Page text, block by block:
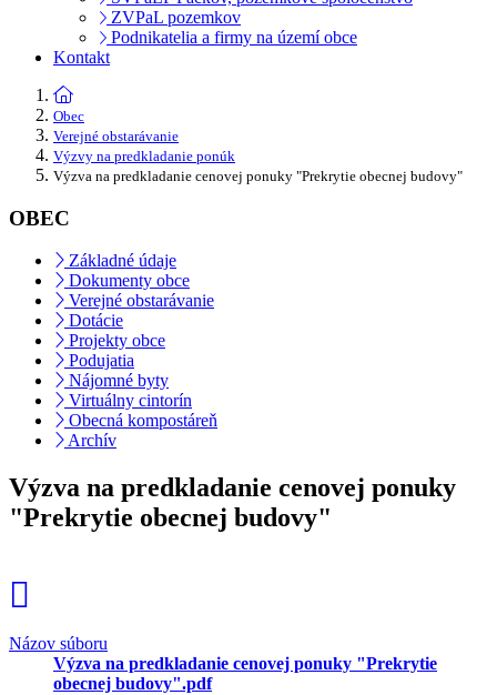
ZVPaL pozemkov
Podnikatelia a firmy na území obce
Kontakt
Obec
Verejné obstarávanie
Výzvy na predkladanie ponúk
Výzva na predkladanie cenovej ponuky "Prekrytie obecnej budovy"
OBEC
Základné údaje
Dokumenty obce
Verejné obstarávanie
Dotácie
Projekty obce
Podujatia
Nájomné byty
Virtuálny cintorín
Obecná kompostáreň
Archív
Výzva na predkladanie cenovej ponuky
"Prekrytie obecnej budovy"
Názov súboru
Výzva na predkladanie cenovej ponuky "Prekrytie
obecnej budovy".pdf